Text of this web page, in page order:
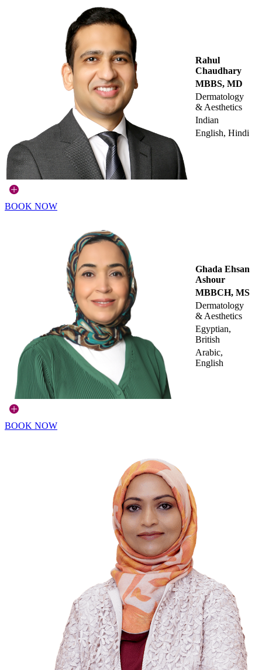
Rahul
Chaudhary
MBBS, MD
Dermatology
& Aesthetics
Indian
English, Hindi
BOOK NOW
Ghada Ehsan
Ashour
MBBCH, MS
Dermatology
& Aesthetics
Egyptian,
British
Arabic,
English
BOOK NOW